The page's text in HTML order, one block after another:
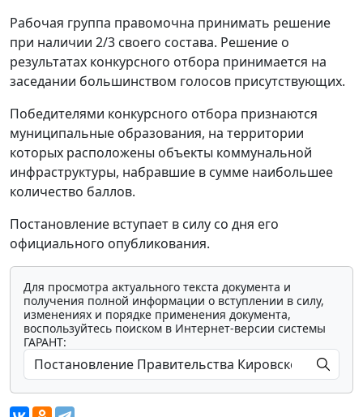
Рабочая группа правомочна принимать решение
при наличии 2/3 своего состава. Решение о
результатах конкурсного отбора принимается на
заседании большинством голосов присутствующих.
Победителями конкурсного отбора признаются
муниципальные образования, на территории
которых расположены объекты коммунальной
инфраструктуры, набравшие в сумме наибольшее
количество баллов.
Постановление вступает в силу со дня его
официального опубликования.
Для просмотра актуального текста документа и
получения полной информации о вступлении в силу,
изменениях и порядке применения документа,
воспользуйтесь поиском в Интернет-версии системы
ГАРАНТ: